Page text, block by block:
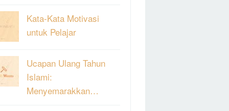
Kata-Kata Motivasi
untuk Pelajar
Ucapan Ulang Tahun
Islami:
Menyemarakkan…